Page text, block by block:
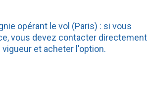
opérant le vol (Paris) : si vous
vous devez contacter directement
et acheter l'option.